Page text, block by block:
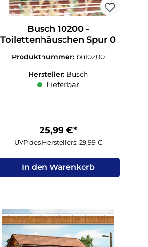
Busch 10200 -
Toilettenhäuschen Spur 0
Produktnummer: bu10200
Hersteller: Busch
Lieferbar
25,99 €*
UVP des Herstellers: 29,99 €
In den Warenkorb